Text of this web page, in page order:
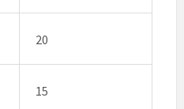
20
15